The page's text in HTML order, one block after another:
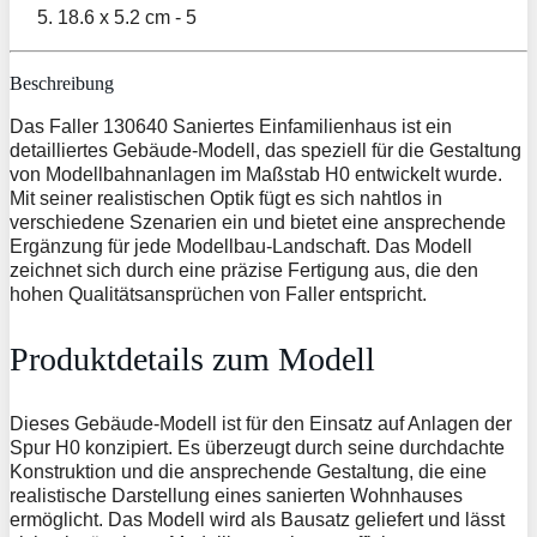
Beschreibung
Das Faller 130640 Saniertes Einfamilienhaus ist ein
detailliertes Gebäude-Modell, das speziell für die Gestaltung
von Modellbahnanlagen im Maßstab H0 entwickelt wurde.
Mit seiner realistischen Optik fügt es sich nahtlos in
verschiedene Szenarien ein und bietet eine ansprechende
Ergänzung für jede Modellbau-Landschaft. Das Modell
zeichnet sich durch eine präzise Fertigung aus, die den
hohen Qualitätsansprüchen von Faller entspricht.
Produktdetails zum Modell
Dieses Gebäude-Modell ist für den Einsatz auf Anlagen der
Spur H0 konzipiert. Es überzeugt durch seine durchdachte
Konstruktion und die ansprechende Gestaltung, die eine
realistische Darstellung eines sanierten Wohnhauses
ermöglicht. Das Modell wird als Bausatz geliefert und lässt